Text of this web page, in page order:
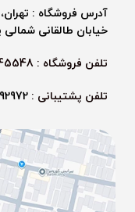
آدرس فروشگاه :
خیابان طالقانی شمالی
تلفن فروشگاه : 02165145548
تلفن پشتیبانی :